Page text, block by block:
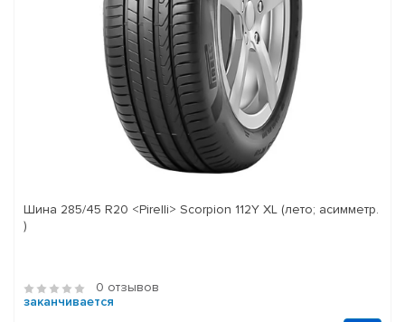
Шина 285/45 R20 <Pirelli> Scorpion 112Y XL (лето; асимметр.
)
0 отзывов
заканчивается